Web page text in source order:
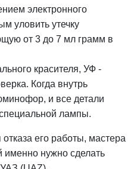
электронного
уловить утечку
от 3 до 7 мл грамм в
красителя, УФ -
Когда внутрь
и все детали
лампы.
его работы, мастера
именно нужно сделать